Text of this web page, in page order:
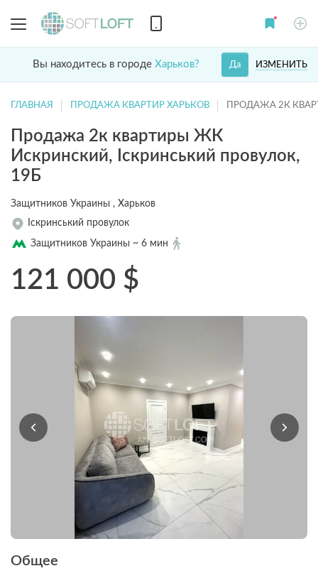
Вы находитесь в городе Харьков? ИЗМЕНИТЬ
Да
ГЛАВНАЯ ПРОДАЖА КВАРТИР ХАРЬКОВ ПРОДАЖА 2К
Продажа 2к квартиры ЖК
Искринский, Іскринський провулок,
19Б
Защитников Украины , Харьков
Іскринський провулок
Защитников Украины ~ 6 мин
121 000 $
Общее